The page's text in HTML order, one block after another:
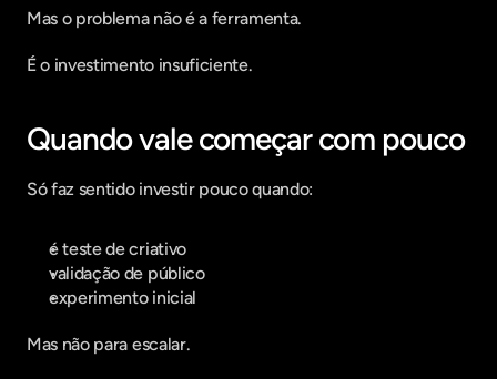
Mas o problema não é a ferramenta.
É o investimento insuficiente.
Quando vale começar com pouco
Só faz sentido investir pouco quando:
é teste de criativo
validação de público
experimento inicial
Mas não para escalar.